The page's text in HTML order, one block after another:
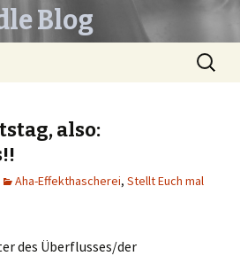
Blog
Search
for:
also:
Aha-Effekthascherei, Stellt Euch mal
des Überflusses/der